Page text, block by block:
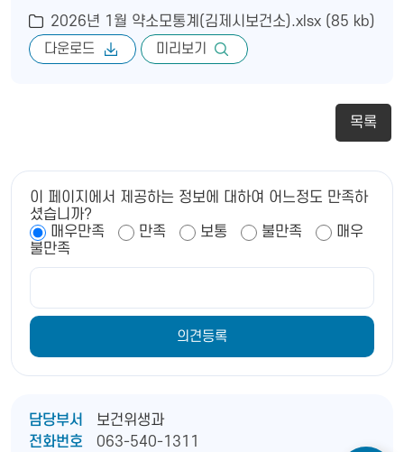
2026년 1월 약소모통계(김제시보건소).xlsx (85 kb)
다운로드
미리보기
목록
이 페이지에서 제공하는 정보에 대하여 어느정도 만족하
셨습니까?
매우만족
만족 보통 불만족
매우
불만족
담당부서
보건위생과
전화번호
063-540-1311